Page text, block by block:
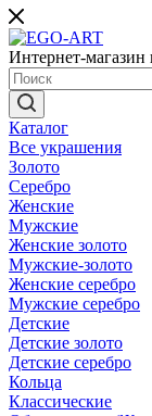
Интернет-магазин
Каталог
Все украшения
Золото
Серебро
Женские
Мужские
Женские золото
Мужские-золото
Женские серебро
Мужские серебро
Детские
Детские золото
Детские серебро
Кольца
Классические